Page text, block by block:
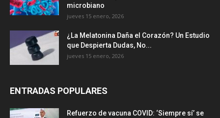
microbiano
jueves 15 enero, 2026
¿La Melatonina Daña el Corazón? Un Estudio
que Despierta Dudas, No...
jueves 15 enero, 2026
ENTRADAS POPULARES
Refuerzo de vacuna COVID: ‘Siempre sí’ se